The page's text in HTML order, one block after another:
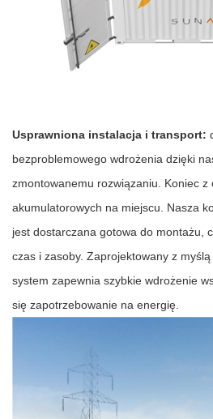
Usprawniona instalacja i transport:
bezproblemowego wdrożenia dzięki
zmontowanemu rozwiązaniu. Koniec z
akumulatorowych na miejscu. Nasza
jest dostarczana gotowa do montażu,
czas i zasoby. Zaprojektowany z
system zapewnia szybkie wdrożenie
się zapotrzebowanie na energię.